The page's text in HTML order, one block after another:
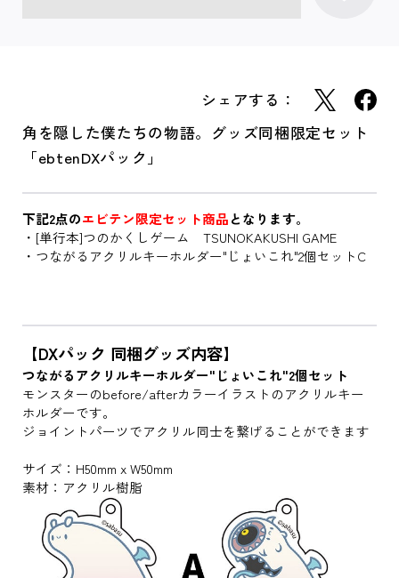
シェアする：
角を隠した僕たちの物語。グッズ同梱限定セット
「ebtenDXパック」
下記2点のエビテン限定セット商品となります。
・[単行本]つのかくしゲーム TSUNOKAKUSHI GAME
・つながるアクリルキーホルダー"じょいこれ"2個セットC
【DXパック 同梱グッズ内容】
つながるアクリルキーホルダー"じょいこれ"2個セット
モンスターのbefore/afterカラーイラストのアクリルキー
ホルダーです。
ジョイントパーツでアクリル同士を繋げることができます
サイズ：H50mm x W50mm
素材：アクリル樹脂